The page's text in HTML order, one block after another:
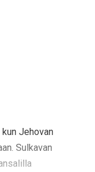
Jehovan
Sulkavan